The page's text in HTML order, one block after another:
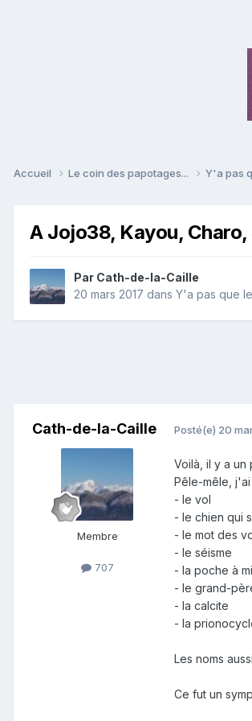
Accueil Le coin des papotages... Y'a pas
A Jojo38, Kayou,
Par Cath-de-la-Caille
20 mars 2017 dans Y'a pas que
Cath-de-la-Caille
Membre
707
Posté(e) 20
Voilà, il y a un
Pêle-mêle, j'ai
- le vol
- le chien qui
- le mot des
- le séisme
- la poche à
- le grand-
- la calcite
- la
Les noms
Ce fut un